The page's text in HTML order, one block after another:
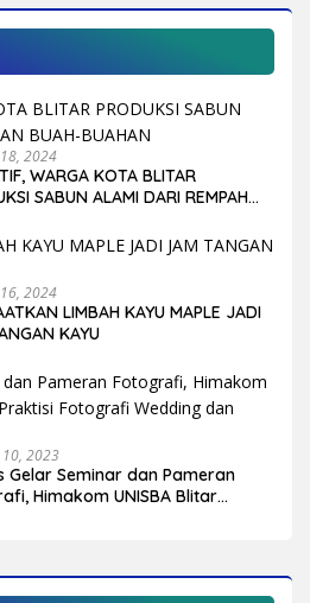
2024
WARGA KOTA BLITAR
SABUN ALAMI DARI REMPAH
2024
LIMBAH KAYU MAPLE JADI
KAYU
10, 2023
Gelar Seminar dan Pameran
Himakom UNISBA Blitar